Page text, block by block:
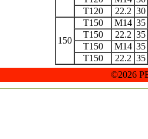
T120
22.2 30
150
T150 M14 35
T150
22.2 35
T150
M14 35
T150
22.2 35
©2026